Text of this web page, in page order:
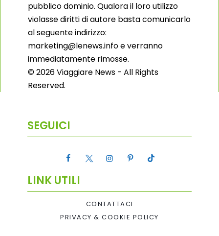
pubblico dominio. Qualora il loro utilizzo
violasse diritti di autore basta comunicarlo
al seguente indirizzo:
marketing@lenews.info e verranno
immediatamente rimosse.
© 2026 Viaggiare News - All Rights
Reserved.
SEGUICI
LINK UTILI
CONTATTACI
PRIVACY & COOKIE POLICY